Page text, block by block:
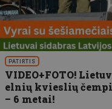
PATIRTIS
VIDEO+FOTO!
elnių kvieslių
– 6 metai!